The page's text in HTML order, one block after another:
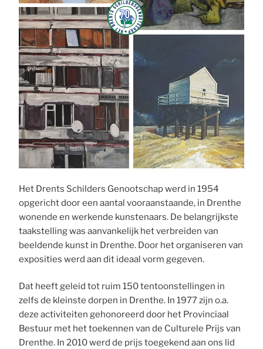
Het Drents Schilders Genootschap werd in 1954
opgericht door een aantal vooraanstaande, in Drenthe
wonende en werkende kunstenaars. De belangrijkste
taakstelling was aanvankelijk het verbreiden van
beeldende kunst in Drenthe. Door het orga­niseren van
exposities werd aan dit ideaal vorm gegeven.
Dat heeft geleid tot ruim 150 tentoonstellingen in
zelfs de kleinste dorpen in Drenthe. In 1977 zijn o.a.
deze activitei­ten gehonoreerd door het Provinciaal
Bestuur met het toekennen van de Culturele Prijs van
Drenthe. In 2010 werd de prijs toegekend aan ons lid